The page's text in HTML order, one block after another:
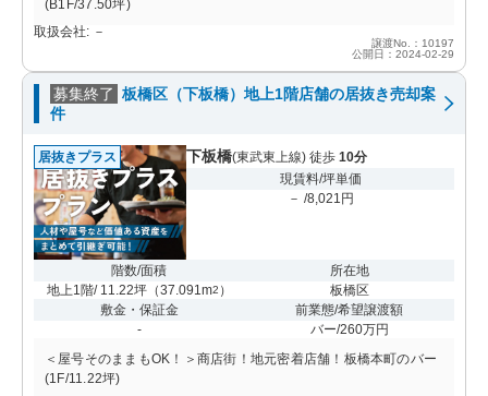
(B1F/37.50坪)
取扱会社: －
譲渡No.：10197
公開日：2024-02-29
募集終了 板橋区（下板橋）地上1階店舗の居抜き売却案
件
居抜きプラス 下板橋(東武東上線) 徒歩 10分
現賃料/坪単価
－ /8,021円
階数/面積
地上1階/ 11.22坪（37.091m2 ）
所在地
板橋区
敷金・保証金
-
前業態/希望譲渡額
バー/260万円
＜屋号そのままもOK！＞商店街！地元密着店舗！板橋本町のバー
(1F/11.22坪)